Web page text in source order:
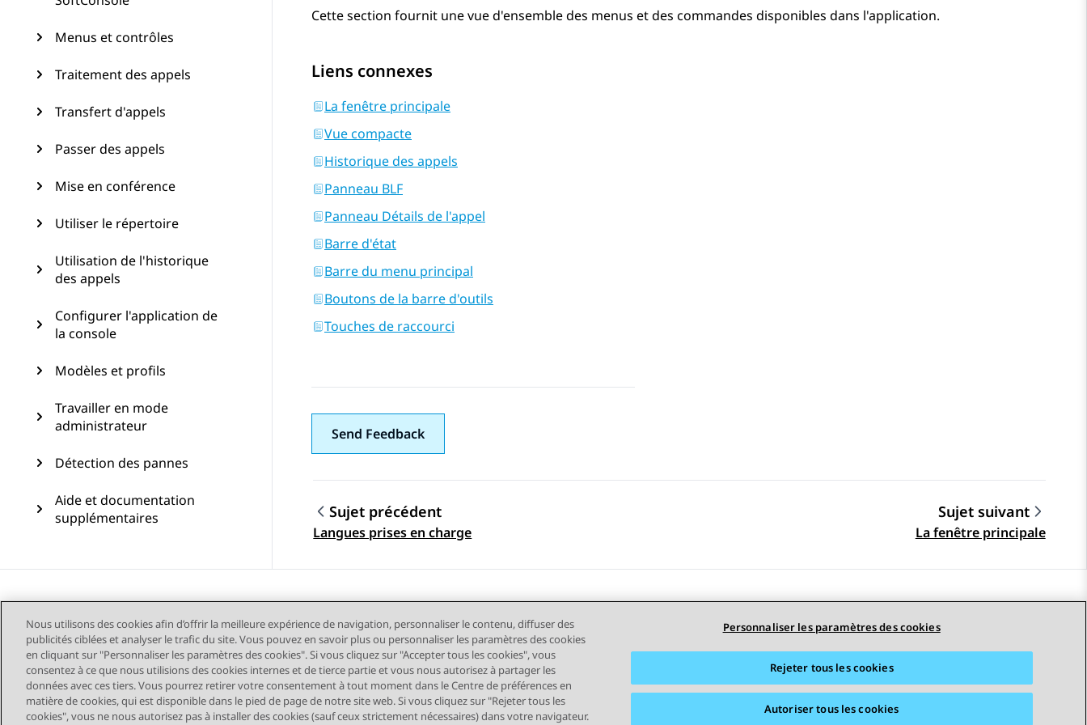
Menus et contrôles
Traitement des appels
Transfert d'appels
Passer des appels
Mise en conférence
Utiliser le répertoire
Utilisation de l'historique
des appels
Configurer l'application de
la console
Modèles et profils
Travailler en mode
administrateur
Détection des pannes
Aide et documentation
supplémentaires
Cette section fournit une vue d'ensemble des menus et des commandes disponibles dans l'application.
Liens connexes
La fenêtre principale
Vue compacte
Historique des appels
Panneau BLF
Panneau Détails de l'appel
Barre d'état
Barre du menu principal
Boutons de la barre d'outils
Touches de raccourci
Send Feedback
Navigation par sujet
Sujet précédent
Langues prises en charge
Sujet suivant
La fenêtre principale
Plan du site Conditions d'utilisation Confidentialité Politique de cookies Marques commerciales Accessibilité
Nous utilisons des cookies afin d’offrir la meilleure expérience de navigation, personnaliser le contenu, diffuser des
publicités ciblées et analyser le trafic du site. Vous pouvez en savoir plus ou personnaliser les paramètres des cookies
en cliquant sur "Personnaliser les paramètres des cookies". Si vous cliquez sur "Accepter tous les cookies", vous
consentez à ce que nous utilisions des cookies internes et de tierce partie et vous nous autorisez à partager les
données avec ces tiers. Vous pourrez retirer votre consentement à tout moment dans le Centre de préférences en
matière de cookies, qui est disponible dans le pied de page de notre site web. Si vous cliquez sur "Rejeter tous les
cookies", vous ne nous autorisez pas à installer des cookies (sauf ceux strictement nécessaires) dans votre navigateur.
Personnaliser les paramètres des cookies
Rejeter tous les cookies
Autoriser tous les cookies